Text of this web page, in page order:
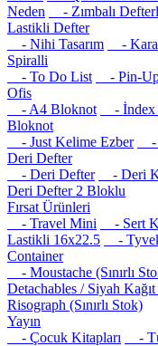
Neden
- Zımbalı
Lastikli Defter
- Nihi Tasarım
- Kara
Spiralli
- To Do List
- Pin-Up
Ofis
- A4 Bloknot
- İndex
Bloknot
- Just Kelime Ezber
-
Deri Defter
- Deri Defter
- Deri
Deri Defter 2 Bloklu
Fırsat Ürünleri
- Travel Mini
- Sert
Lastikli 16x22.5
-
Container
- Moustache (Sınırlı
Detachables / Siyah Kağıt
Risograph (Sınırlı Stok)
Yayın
- Çocuk Kitapları
-